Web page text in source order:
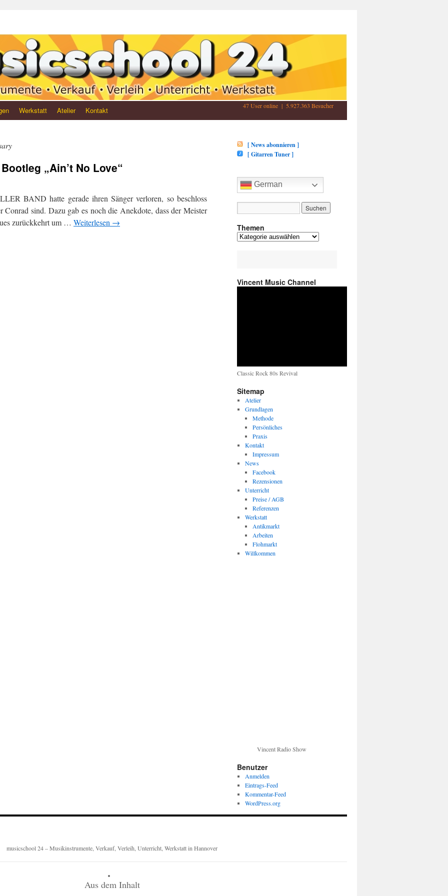
Werkstatt Atelier Kontakt 47 User online | 5.927.363 Besucher
„Ain’t No Love“
BAND hatte gerade ihren Sänger verloren, so beschloss
Conrad sind. Dazu gab es noch die Anekdote, dass der Meister
zurückkehrt um … Weiterlesen →
[ News abonnieren ]
[ Gitarren Tuner ]
German
Themen
Vincent Music Channel
Classic Rock 80s Revival
Sitemap
Atelier
Grundlagen
Methode
Persönliches
Praxis
Kontakt
Impressum
News
Facebook
Rezensionen
Unterricht
Preise / AGB
Referenzen
Werkstatt
Antikmarkt
Arbeiten
Flohmarkt
Willkommen
Vincent Radio Show
Benutzer
Anmelden
Eintrags-Feed
Kommentar-Feed
WordPress.org
musicschool 24 – Musikinstrumente, Verkauf, Verleih, Unterricht, Werkstatt in Hannover
Aus dem Inhalt